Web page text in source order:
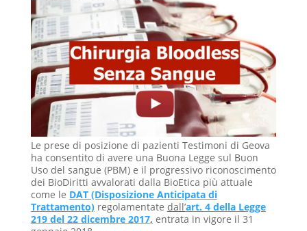
Le prese di posizione di pazienti Testimoni di Geova
ha consentito di avere una Buona Legge sul Buon
Uso del sangue (PBM) e il progressivo riconoscimento
dei BioDiritti avvalorati dalla BioEtica più attuale
come le DAT (Disposizione Anticipata di
Trattamento) regolamentate dall’art. 4 della Legge
219 del 22 dicembre 2017, entrata in vigore il 31